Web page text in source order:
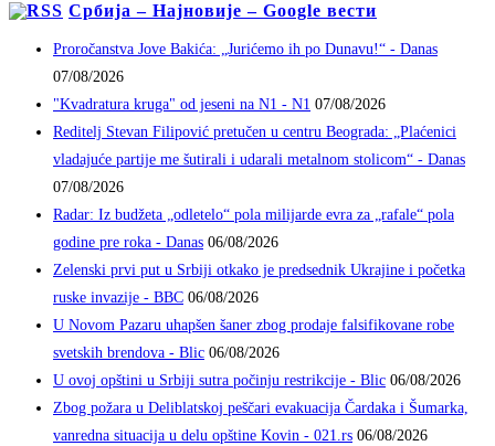
Србија – Најновије – Google вести
Proročanstva Jove Bakića: „Jurićemo ih po Dunavu!“ - Danas
07/08/2026
"Kvadratura kruga" od jeseni na N1 - N1 07/08/2026
Reditelj Stevan Filipović pretučen u centru Beograda: „Plaćenici
vladajuće partije me šutirali i udarali metalnom stolicom“ - Danas
07/08/2026
Radar: Iz budžeta „odletelo“ pola milijarde evra za „rafale“ pola
godine pre roka - Danas 06/08/2026
Zelenski prvi put u Srbiji otkako je predsednik Ukrajine i početka
ruske invazije - BBC 06/08/2026
U Novom Pazaru uhapšen šaner zbog prodaje falsifikovane robe
svetskih brendova - Blic 06/08/2026
U ovoj opštini u Srbiji sutra počinju restrikcije - Blic 06/08/2026
Zbog požara u Deliblatskoj peščari evakuacija Čardaka i Šumarka,
vanredna situacija u delu opštine Kovin - 021.rs 06/08/2026